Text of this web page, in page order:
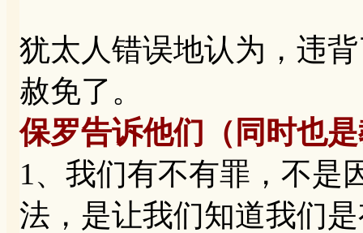
犹太人错误地认为，违
赦免了。
保罗告诉他们（同时也
1、我们有不有罪，不是
法，是让我们知道我们